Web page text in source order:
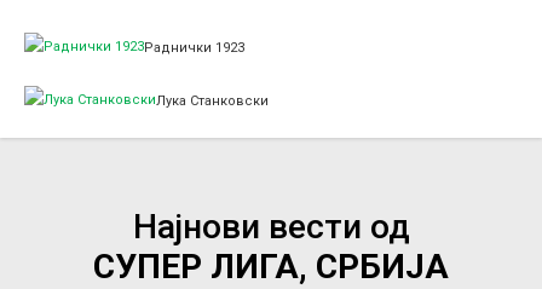
Раднички 1923
Лука Станковски
Најнови вести од
СУПЕР ЛИГА, СРБИЈА